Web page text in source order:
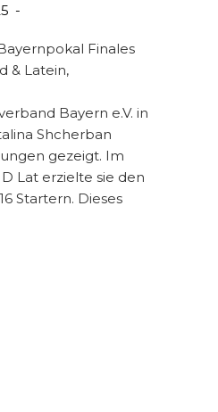
Finales
& Latein,
Bayern e.V. in
Shcherban
gezeigt. Im
Lat erzielte sie den
Startern. Dieses